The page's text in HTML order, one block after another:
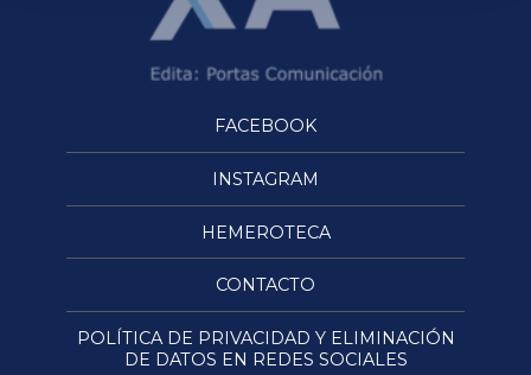
FACEBOOK
INSTAGRAM
HEMEROTECA
CONTACTO
POLÍTICA DE PRIVACIDAD Y ELIMINACIÓN
DE DATOS EN REDES SOCIALES